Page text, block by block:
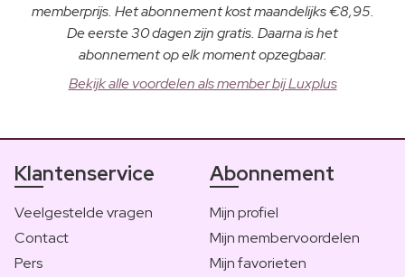
memberprijs. Het abonnement kost maandelijks €8,95.
De eerste 30 dagen zijn gratis. Daarna is het
abonnement op elk moment opzegbaar.
Bekijk alle voordelen als member bij Luxplus
Klantenservice
Veelgestelde vragen
Contact
Pers
Abonnement
Mijn profiel
Mijn membervoordelen
Mijn favorieten